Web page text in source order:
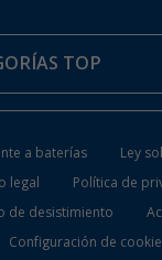
TOP
a baterías
Ley
legal
Política de
de desistimiento
Configuración de